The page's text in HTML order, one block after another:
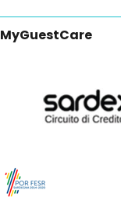
MyGuestCare